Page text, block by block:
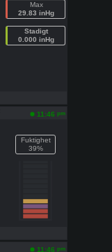
Max
29.83 inHg
Stadigt
0.000 inHg
11:46 pm
Fuktighet
39%
11:46 pm